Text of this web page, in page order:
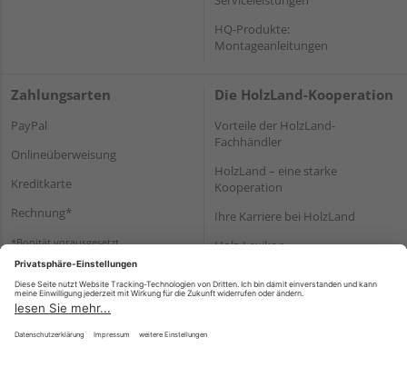
HQ-Produkte:
Montageanleitungen
Zahlungsarten
PayPal
Onlineüberweisung
Kreditkarte
Rechnung*
*Bonität vorausgesetzt
Die HolzLand-Kooperation
Vorteile der HolzLand-
Fachhändler
HolzLand – eine starke
Kooperation
Ihre Karriere bei HolzLand
Holz-Lexikon